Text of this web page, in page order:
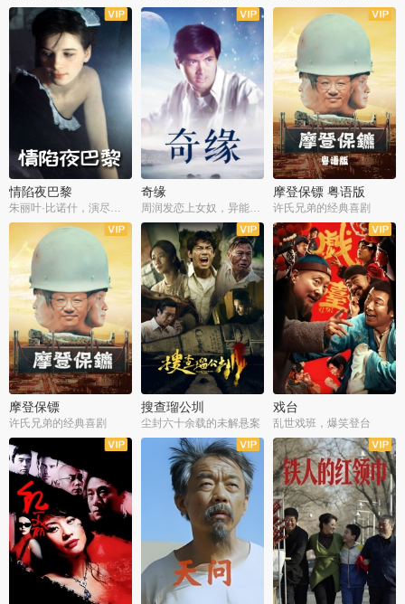
情陷夜巴黎
朱丽叶·比诺什，演尽失爱之痛
奇缘
周润发恋上女奴，异能护体战邪派
摩登保镖 粤语版
许氏兄弟的经典喜剧
摩登保镖
许氏兄弟的经典喜剧
搜查瑠公圳
尘封六十余载的未解悬案
戏台
乱世戏班，爆笑登台